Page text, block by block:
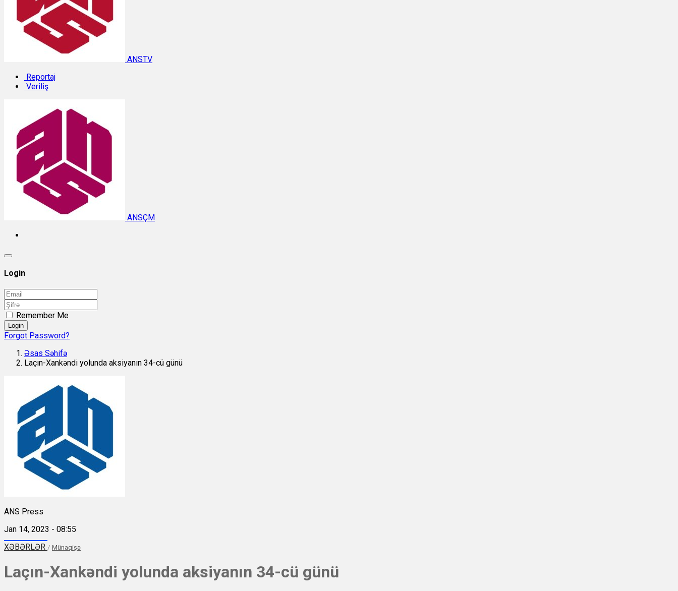
ANSTV
Reportaj
Veriliş
ANSÇM
Login
Remember Me
Login
Forgot Password?
Əsas Səhifə
Laçın-Xankəndi yolunda aksiyanın 34-cü günü
ANS Press
Jan 14, 2023 - 08:55
XƏBƏRLƏR / Münaqişə
Laçın-Xankəndi yolunda aksiyanın 34-cü günü